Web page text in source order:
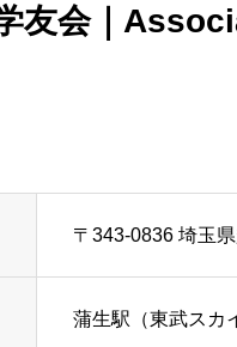
友会｜
〒343-0836 埼玉
蒲生駅（東武スカ